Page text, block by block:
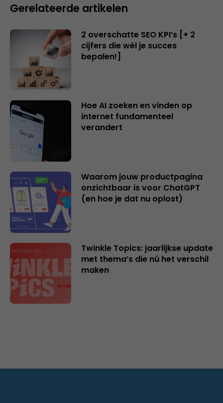
Gerelateerde artikelen
2 overschatte SEO KPI’s [+ 2
cijfers die wél je succes
bepalen!]
Hoe AI zoeken en vinden op
internet fundamenteel
verandert
Waarom jouw productpagina
onzichtbaar is voor ChatGPT
(en hoe je dat nu oplost)
Twinkle Topics: jaarlijkse update
met thema’s die nú het verschil
maken